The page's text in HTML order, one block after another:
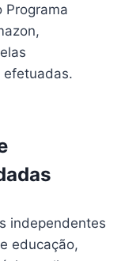
Programa
efetuadas.
independentes
educação,